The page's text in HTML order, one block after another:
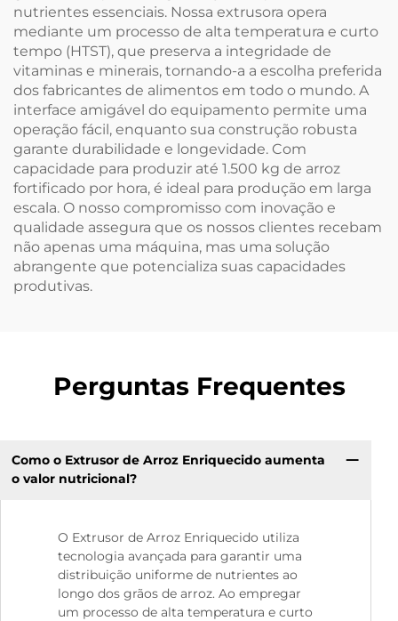
nutrientes essenciais. Nossa extrusora opera
mediante um processo de alta temperatura e curto
tempo (HTST), que preserva a integridade de
vitaminas e minerais, tornando-a a escolha preferida
dos fabricantes de alimentos em todo o mundo. A
interface amigável do equipamento permite uma
operação fácil, enquanto sua construção robusta
garante durabilidade e longevidade. Com
capacidade para produzir até 1.500 kg de arroz
fortificado por hora, é ideal para produção em larga
escala. O nosso compromisso com inovação e
qualidade assegura que os nossos clientes recebam
não apenas uma máquina, mas uma solução
abrangente que potencializa suas capacidades
produtivas.
Perguntas Frequentes
Como o Extrusor de Arroz Enriquecido aumenta
o valor nutricional?
O Extrusor de Arroz Enriquecido utiliza
tecnologia avançada para garantir uma
distribuição uniforme de nutrientes ao
longo dos grãos de arroz. Ao empregar
um processo de alta temperatura e curto